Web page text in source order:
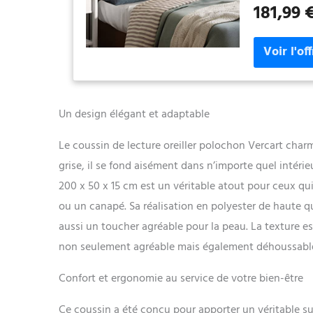
temps, vous
lombaire
conçu avec
de la colonne
offrir le
coussins
canapé
dorsal pour
le salon est
avec ce
grand
lequel vous
télévision,
hanches et
offrant un
181,99
Un design élégant et adaptable
Le coussin de lecture oreiller polochon Vercart
grise, il se fond aisément dans n’importe quel
200 x 50 x 15 cm est un véritable atout pour ceux
ou un canapé. Sa réalisation en polyester de
aussi un toucher agréable pour la peau. La texture
non seulement agréable mais également
Confort et ergonomie au service de votre bien-être